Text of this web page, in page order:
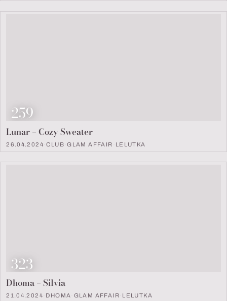
Look Nummer
259
Lunar – Cozy Sweater
26.04.2024 ·CLUB ·GLAM AFFAIR LELUTKA
Look Nummer
323
Dhoma – Silvia
21.04.2024 DHOMA GLAM AFFAIR LELUTKA